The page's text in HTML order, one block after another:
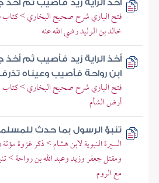
أخذ الراية زيد فأصيب ثم
فتح الباري شرح صحيح البخاري >
خالد بن الوليد رضي الله عنه
أخذ الراية زيد فأصيب ثم
ابن رواحة فأصيب وعيناه
فتح الباري شرح صحيح البخاري > كتاب
أرض الشأم
تنبؤ الرسول بما حدث
السيرة النبوية لابن هشام > ذكر غزوة
ومقتل جعفر وزيد وعبد الله بن رواحة >
مع الروم